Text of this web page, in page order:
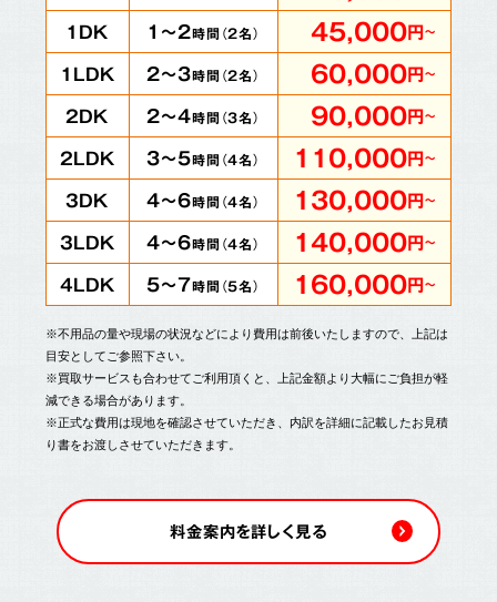
1DK 1～2時間（2名） 45,000円～
1LDK 2～3時間（2名） 60,000円～
2DK 2～4時間（3名） 90,000円～
2LDK 3～5時間（4名） 110,000円～
3DK 4～6時間（4名） 130,000円～
3LDK 4～6時間（4名） 140,000円～
4LDK 5～7時間（5名） 160,000円～
※不用品の量や現場の状況などにより費用は前後いたしますので、上記は
目安としてご参照下さい。
※買取サービスも合わせてご利用頂くと、上記金額より大幅にご負担が軽
減できる場合があります。
※正式な費用は現地を確認させていただき、内訳を詳細に記載したお見積
り書をお渡しさせていただきます。
料金案内を詳しく見る